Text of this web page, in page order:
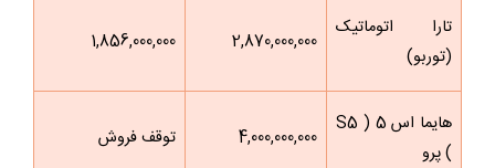
تارا اتوماتیک
(توربو)
2,870,000,000
1,856,000,000
هایما اس 5 ( S5
) پرو
4,000,000,000 توقف فروش